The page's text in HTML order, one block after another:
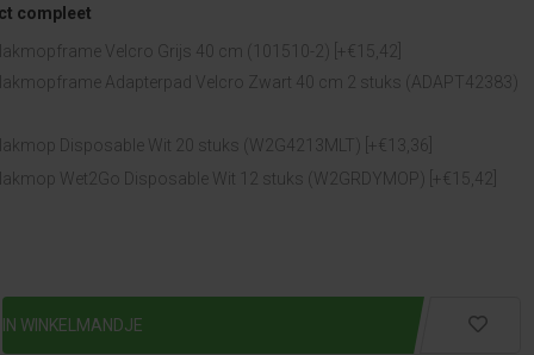
compleet
Velcro Grijs 40 cm (101510-2) [+€15,42]
Adapterpad Velcro Zwart 40 cm 2 stuks (ADAPT42383)
Disposable Wit 20 stuks (W2G4213MLT) [+€13,36]
Wet2Go Disposable Wit 12 stuks (W2GRDYMOP) [+€15,42]